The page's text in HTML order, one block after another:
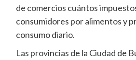
de comercios cuántos
consumidores por alimentos y
consumo diario.
Las provincias de la Ciudad de